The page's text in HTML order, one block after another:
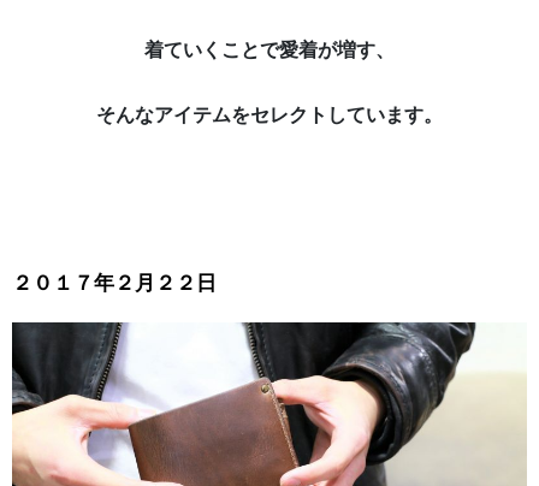
着ていくことで愛着が増す、
そんなアイテムをセレクトしています。
２０１７年２月２２日